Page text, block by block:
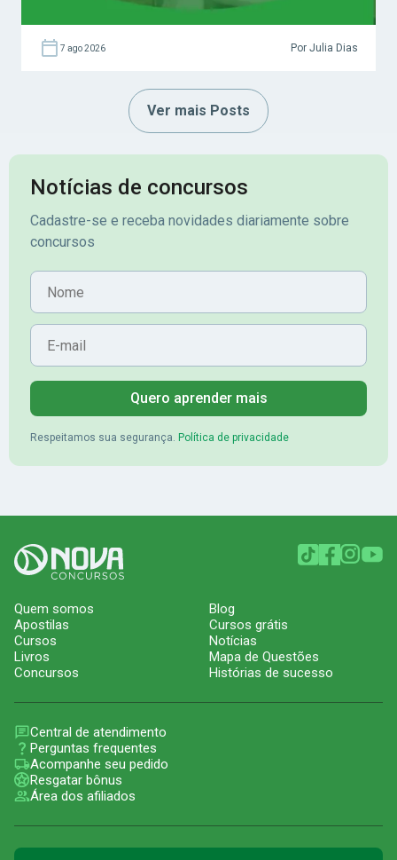
7 ago 2026 Por Julia Dias
Ver mais Posts
Notícias de concursos
Cadastre-se e receba novidades diariamente sobre
concursos
Nome
E-mail
Quero aprender mais
Respeitamos sua segurança. Política de privacidade
Quem somos
Apostilas
Cursos
Livros
Concursos
Blog
Cursos grátis
Notícias
Mapa de Questões
Histórias de sucesso
Central de atendimento
Perguntas frequentes
Acompanhe seu pedido
Resgatar bônus
Área dos afiliados